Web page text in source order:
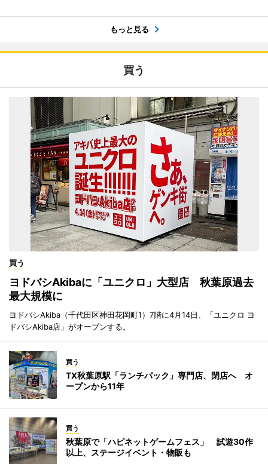
もっと見る
買う
買う
ヨドバシAkibaに「ユニクロ」大型店 秋葉原過去
最大規模に
ヨドバシAkiba（千代田区神田花岡町1）7階に4月14日、「ユニクロ ヨ
ドバシAkiba店」がオープンする。
買う
TX秋葉原駅「ランチパック」専門店、閉店へ オ
ープンから11年
買う
秋葉原で「ハピネットゲームフェス」 試遊30作
以上、ステージイベント・物販も